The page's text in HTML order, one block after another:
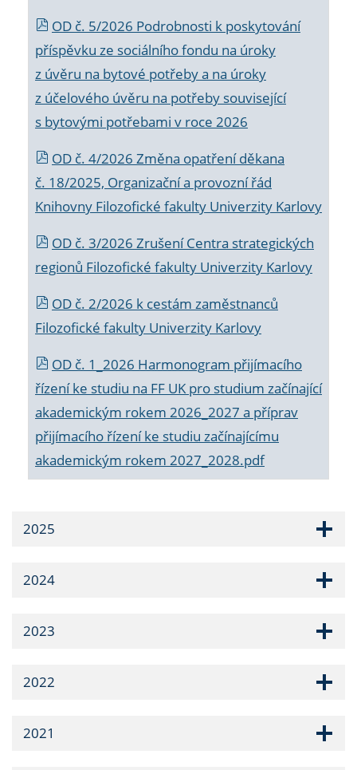
OD č. 5/2026 Podrobnosti k poskytování
příspěvku ze sociálního fondu na úroky
z úvěru na bytové potřeby a na úroky
z účelového úvěru na potřeby související
s bytovými potřebami v roce 2026
OD č. 4/2026 Změna opatření děkana
č. 18/2025, Organizační a provozní řád
Knihovny Filozofické fakulty Univerzity Karlovy
OD č. 3/2026 Zrušení Centra strategických
regionů Filozofické fakulty Univerzity Karlovy
OD č. 2/2026 k cestám zaměstnanců
Filozofické fakulty Univerzity Karlovy
OD č. 1_2026 Harmonogram přijímacího
řízení ke studiu na FF UK pro studium začínající
akademickým rokem 2026_2027 a příprav
přijímacího řízení ke studiu začínajícímu
akademickým rokem 2027_2028.pdf
2025
2024
2023
2022
2021